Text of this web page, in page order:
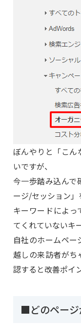
ぼんやりと「こん
いですが、
今一歩踏み込んで
ージ/セッション」
キーワードによっ
てくれていないキ
自社のホームペ
越しの来訪者がち
認すると改善ポイ
■どのページ